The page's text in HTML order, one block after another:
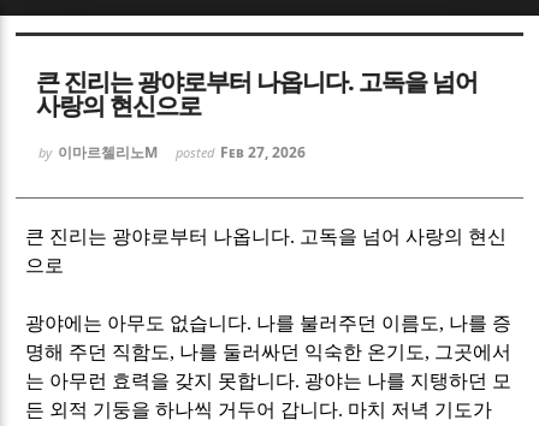
큰 진리는 광야로부터 나옵니다. 고독을 넘어
사랑의 현신으로
by 이마르첼리노M posted Feb 27, 2026
큰 진리는 광야로부터 나옵니다. 고독을 넘어 사랑의 현신
으로
광야에는 아무도 없습니다. 나를 불러주던 이름도, 나를 증
명해 주던 직함도, 나를 둘러싸던 익숙한 온기도, 그곳에서
는 아무런 효력을 갖지 못합니다. 광야는 나를 지탱하던 모
든 외적 기둥을 하나씩 거두어 갑니다. 마치 저녁 기도가
Sketchbook5, 스케치북5
Sketchbook5, 스케치북5
Sketchbook5, 스케치북5
Sketchbook5, 스케치북5